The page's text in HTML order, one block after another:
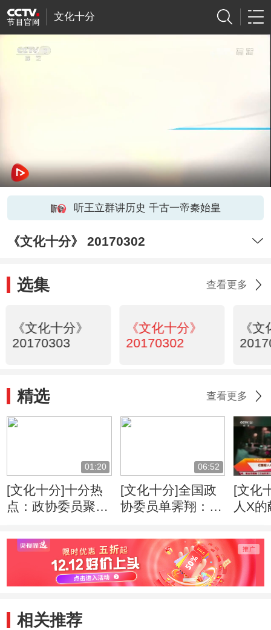
文化十分
听王立群讲历史 千古一帝秦始皇
《文化十分》 20170302
选集 查看更多
《文化十分》
20170303
《文化十分》
20170302
《
精选 查看更多
01:20
[文化十分]十分热
点：政协委员聚焦
言美育兴国
06:52
[文化十分]全国政
协委员单霁翔：依
民得文化实惠
[文化
人X
相关推荐